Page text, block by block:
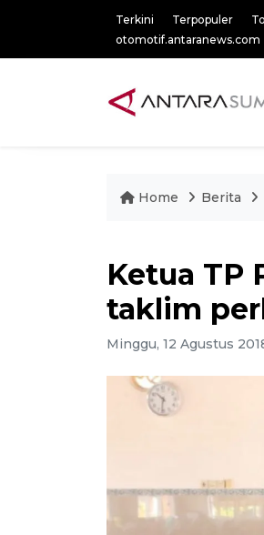
Terkini Terpopuler
otomotif.antaranews.com
Home Berita
Ketua TP
taklim
Minggu, 12 Agustus